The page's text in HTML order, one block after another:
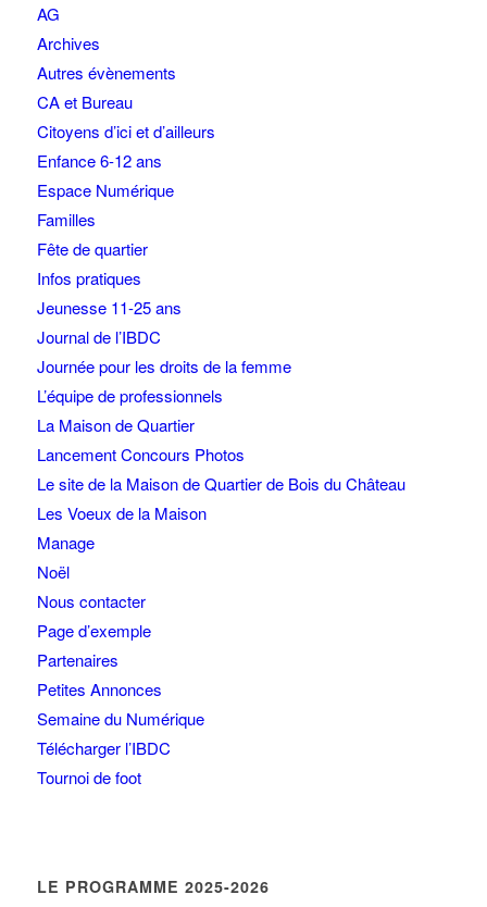
AG
Archives
Autres évènements
CA et Bureau
Citoyens d’ici et d’ailleurs
Enfance 6-12 ans
Espace Numérique
Familles
Fête de quartier
Infos pratiques
Jeunesse 11-25 ans
Journal de l’IBDC
Journée pour les droits de la femme
L’équipe de professionnels
La Maison de Quartier
Lancement Concours Photos
Le site de la Maison de Quartier de Bois du Château
Les Voeux de la Maison
Manage
Noël
Nous contacter
Page d’exemple
Partenaires
Petites Annonces
Semaine du Numérique
Télécharger l’IBDC
Tournoi de foot
LE PROGRAMME 2025-2026